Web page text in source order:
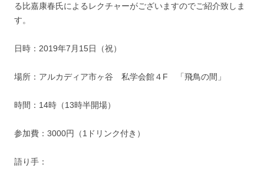
る比嘉康春氏によるレクチャーがございますのでご紹介致しま
す。
日時：2019年7月15日（祝）
場所：アルカディア市ヶ谷 私学会館４F 「飛鳥の間」
時間：14時（13時半開場）
参加費：3000円（1ドリンク付き）
語り手：